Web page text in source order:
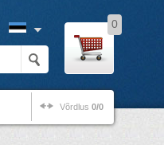
0
Võrdlus 0/0